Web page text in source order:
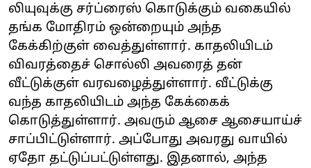
லியுவுக்கு சர்ப்ரைஸ் கொடுக்கும் வகையில்
தங்க மோதிரம் ஒன்றையும் அந்த
கேக்கிற்குள் வைத்துள்ளார். காதலியிடம்
விவரத்தைச் சொல்லி அவரைத் தன்
வீட்டுக்குள் வரவழைத்துள்ளார். வீட்டுக்கு
வந்த காதலியிடம் அந்த கேக்கைக்
கொடுத்துள்ளார். அவரும் ஆசை ஆசையாய்ச்
சாப்பிட்டுள்ளார். அப்போது அவரது வாயில்
ஏதோ தட்டுப்பட்டுள்ளது. இதனால், அந்த